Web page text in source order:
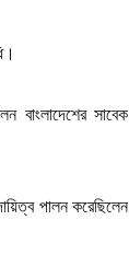
বাংলাদেশের সাবেক
পালন করেছিলেন